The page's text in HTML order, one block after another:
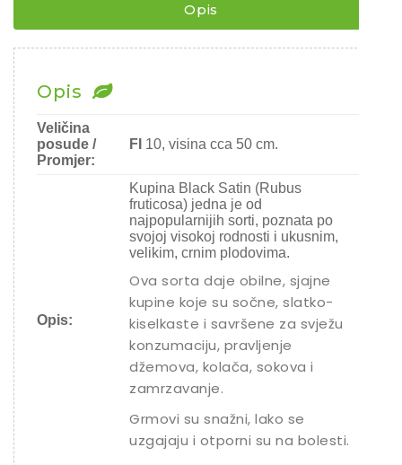
Opis
Opis
Veličina
posude /
Promjer:
FI 10, visina cca 50 cm.
Opis:
Kupina Black Satin (Rubus
fruticosa) jedna je od
najpopularnijih sorti, poznata po
svojoj visokoj rodnosti i ukusnim,
velikim, crnim plodovima.
Ova sorta daje obilne, sjajne
kupine koje su sočne, slatko-
kiselkaste i savršene za svježu
konzumaciju, pravljenje
džemova, kolača, sokova i
zamrzavanje.
Grmovi su snažni, lako se
uzgajaju i otporni su na bolesti.